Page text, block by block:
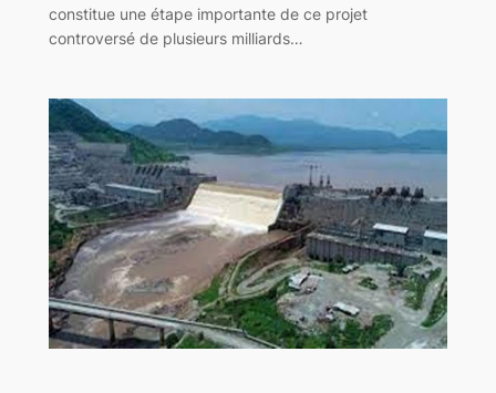
constitue une étape importante de ce projet
controversé de plusieurs milliards…